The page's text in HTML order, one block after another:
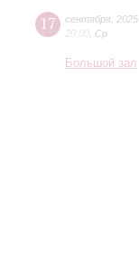
17 сентября 2025
20:00 Ср
Большой зал